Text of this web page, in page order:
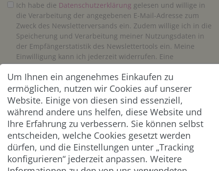
Ich habe die Daten­schutz­erklärung gelesen und willige in
die Verarbeitung der angegebenen E-Mail-Adresse zum
Zweck des Newsletterversands ein. Zudem willige ich in die
Speicherung und Verarbeitung meiner Nutzungsdaten in
der Empfängerstatistik des Newslettertools ein. Meine
Einwilligung kann ich jederzeit widerrufen. Eine
Abmeldung vom Newsletter ist jederzeit möglich.**
Abonnieren
** Hierbei handelt es sich um ein Pflichtfeld.
ZAHLUNG & VERSAND
Um Ihnen ein angenehmes Einkaufen zu
ermöglichen, nutzen wir Cookies auf unserer
Website. Einige von diesen sind essenziell,
während andere uns helfen, diese Website und
Ihre Erfahrung zu verbessern. Sie können selbst
entscheiden, welche Cookies gesetzt werden
dürfen, und die Einstellungen unter „Tracking
konfigurieren“ jederzeit anpassen. Weitere